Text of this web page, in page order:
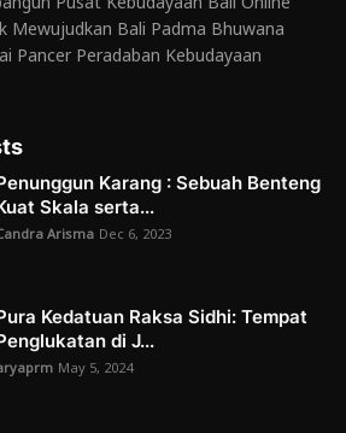
Mewujudkan Bali Padma Bhuwana
Pancer Peradaban Kebudayaan
Karang : Sebuah Benteng
Skala serta...
Arisma Dec 6, 2023
Kedatuan Raksa Sidhi: Tempat
di J...
May 5, 2024